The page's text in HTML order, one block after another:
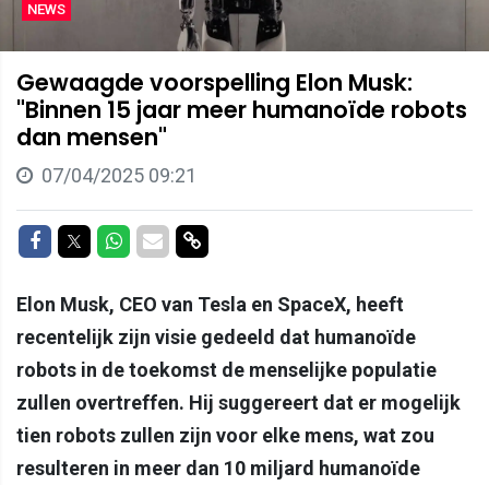
NEWS
Gewaagde voorspelling Elon Musk:
"Binnen 15 jaar meer humanoïde robots
dan mensen"
07/04/2025 09:21
Delen op Facebook
Delen op Twitter
Delen op Whatsapp
Delen via Mail
Delen via link
Elon Musk, CEO van Tesla en SpaceX, heeft
recentelijk zijn visie gedeeld dat humanoïde
robots in de toekomst de menselijke populatie
zullen overtreffen. Hij suggereert dat er mogelijk
tien robots zullen zijn voor elke mens, wat zou
resulteren in meer dan 10 miljard humanoïde